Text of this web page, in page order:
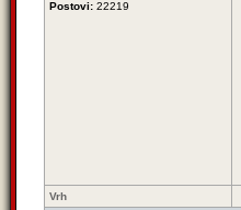
Postovi: 22219
Vrh